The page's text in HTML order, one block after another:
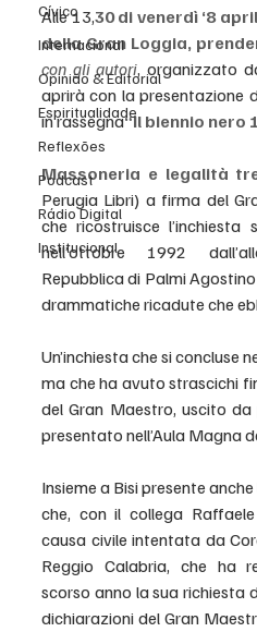
Cívico
Internacional
Opinião & Editorial
Espiritualidade
Reflexões
Podcast
Rádio Digital
Institucional
Alle 13,30 di venerdì ‘8
della Gran Loggia,
con gli autori, organizzato
aprirà con la presentazione
in rassegna“Il biennio nero
Massoneria e legalità
Perugia Libri) a firma del
che ricostruisce l’inchiesta
nell’ottobre 1992
Repubblica di Palmi
drammatiche ricadute che
Un’inchiesta che si concluse
ma che ha avuto strascichi
del Gran Maestro, uscito
presentato nell’Aula Magna
Insieme a Bisi presente
che, con il collega
causa civile intentata da
Reggio Calabria, che ha
scorso anno la sua richiesta
dichiarazioni del Gran